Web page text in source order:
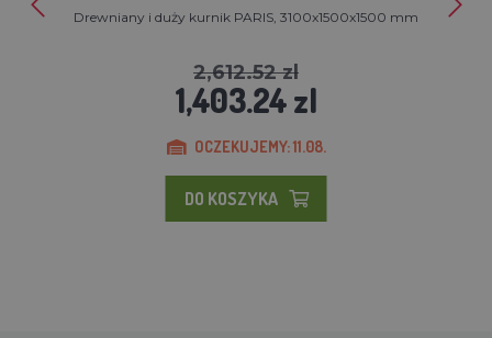
Drewniany i duży kurnik PARIS, 3100x1500x1500 mm
2,612.52 zl
1,403.24 zl
OCZEKUJEMY: 11.08.
DO KOSZYKA